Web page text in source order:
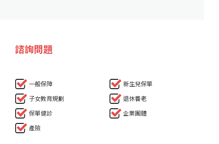
諮詢問題
一般保障
新生兒保單
子女教育規劃
退休養老
保單健診
企業團體
產險